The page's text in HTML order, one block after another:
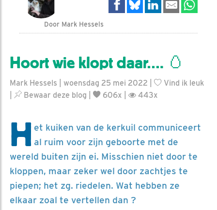
Door Mark Hessels
Hoort wie klopt daar…. 🥚
Mark Hessels | woensdag 25 mei 2022 |
Vind ik leuk
Bewaar deze blog 606x | 443x
H et kuiken van de kerkuil communiceert
al ruim voor zijn geboorte met de
wereld buiten zijn ei. Misschien niet door te
kloppen, maar zeker wel door zachtjes te
piepen; het zg. riedelen. Wat hebben ze
elkaar zoal te vertellen dan ?